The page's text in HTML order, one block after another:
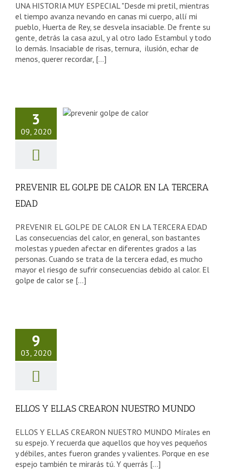
UNA HISTORIA MUY ESPECIAL "Desde mi pretil, mientras
el tiempo avanza nevando en canas mi cuerpo, allí mi
pueblo, Huerta de Rey, se desvela insaciable. De frente su
gente, detrás la casa azul, y al otro lado Estambul y todo
lo demás. Insaciable de risas, ternura, ilusión, echar de
menos, querer recordar, [...]
3
09, 2020
DE
EN LA
Tercera Edad
PREVENIR EL GOLPE DE CALOR EN LA TERCERA
EDAD
PREVENIR EL GOLPE DE CALOR EN LA TERCERA EDAD
Las consecuencias del calor, en general, son bastantes
molestas y pueden afectar en diferentes grados a las
personas. Cuando se trata de la tercera edad, es mucho
mayor el riesgo de sufrir consecuencias debido al calor. El
golpe de calor se [...]
9
03, 2020
ELLOS Y ELLAS CREARON NUESTRO MUNDO
ELLOS Y ELLAS CREARON NUESTRO MUNDO Mírales en
su espejo. Y recuerda que aquellos que hoy ves pequeños
y débiles, antes fueron grandes y valientes. Porque en ese
espejo también te mirarás tú. Y querrás [...]